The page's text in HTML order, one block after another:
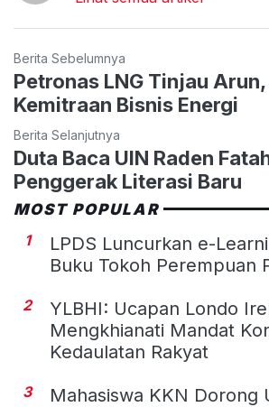
Berita Sebelumnya
Petronas LNG Tinjau
Kemitraan Bisnis Energi
Berita Selanjutnya
Duta Baca UIN Raden
Penggerak Literasi Baru
MOST POPULAR
1
LPDS Luncurkan e-
Buku Tokoh Perempuan
2
YLBHI: Ucapan Londo
Mengkhianati Mandat
Kedaulatan Rakyat
3
Mahasiswa KKN Dorong